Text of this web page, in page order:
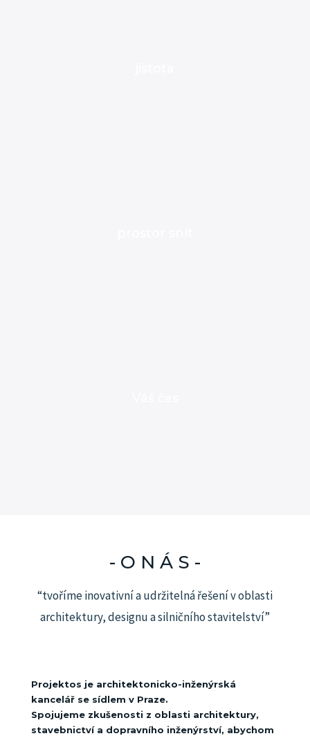
- O N Á S -
“tvoříme inovativní a udržitelná řešení v oblasti
architektury, designu a silničního stavitelství”
Projektos je architektonicko-inženýrská
kancelář se sídlem v Praze.
Spojujeme zkušenosti z oblasti architektury,
stavebnictví a dopravního inženýrství, abychom